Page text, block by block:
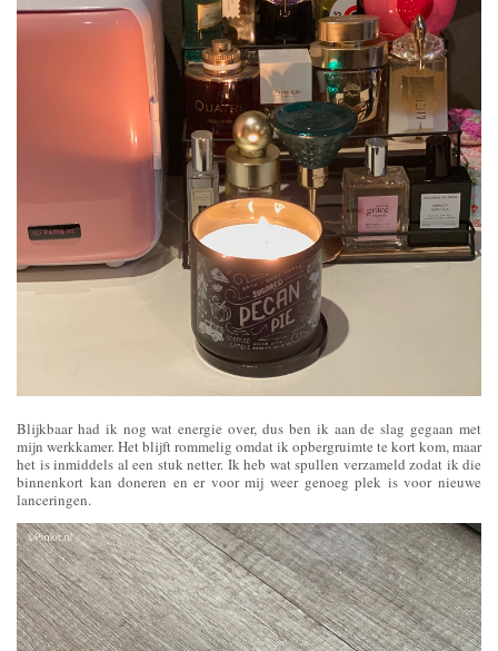
Blijkbaar had ik nog wat energie over, dus ben ik aan de slag gegaan met
mijn werkkamer. Het blijft rommelig omdat ik opbergruimte te kort kom, maar
het is inmiddels al een stuk netter. Ik heb wat spullen verzameld zodat ik die
binnenkort kan doneren en er voor mij weer genoeg plek is voor nieuwe
lanceringen.